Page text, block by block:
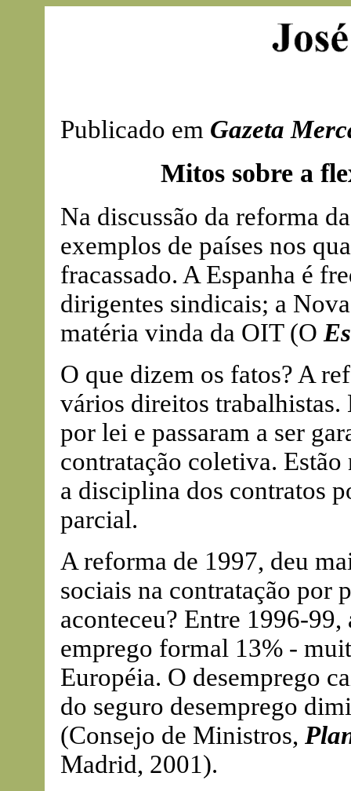
Publicado em Gazeta
Mitos sobre a
Na discussão da reforma
exemplos de países nos
fracassado. A Espanha é
dirigentes sindicais; a
matéria vinda da OIT (O
O que dizem os fatos? A
vários direitos trabalhistas.
por lei e passaram a ser
contratação coletiva. Estão
a disciplina dos contratos
parcial.
A reforma de 1997, deu
sociais na contratação por
aconteceu? Entre 1996-
emprego formal 13% -
Européia. O desemprego
do seguro desemprego
(Consejo de Ministros,
Madrid, 2001).